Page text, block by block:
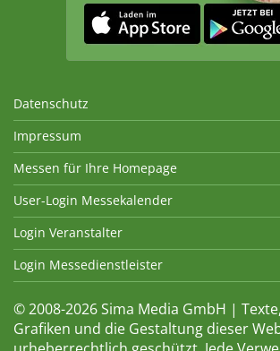
Datenschutz
Impressum
Messen für Ihre Homepage
User-Login Messekalender
Login Veranstalter
Login Messedienstleister
© 2008-2026 Sima Media GmbH |
Grafiken und die Gestaltung dieser